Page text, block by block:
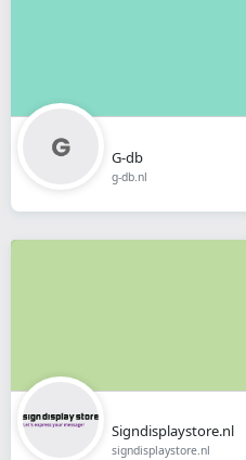
G-db
g-db.nl
Signdisplaystore.nl
signdisplaystore.nl